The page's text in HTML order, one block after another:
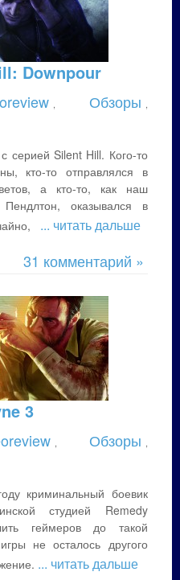
Downpour
Обзоры
серией Silent Hill. Кого-то
кто-то отправлялся в
а кто-то, как наш
оказывался в
... читать дальше
31 комментарий »
3
Обзоры
криминальный боевик
студией Remedy
геймеров до такой
не осталось другого
... читать дальше